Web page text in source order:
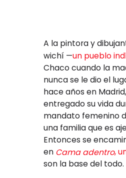
A la pintora y
wichí —un pueblo
Chaco cuando la
nunca se le dio el
hace años en
entregado su vida
mandato femenino
una familia que es
Entonces se
en Cama adentro,
son la base del todo.